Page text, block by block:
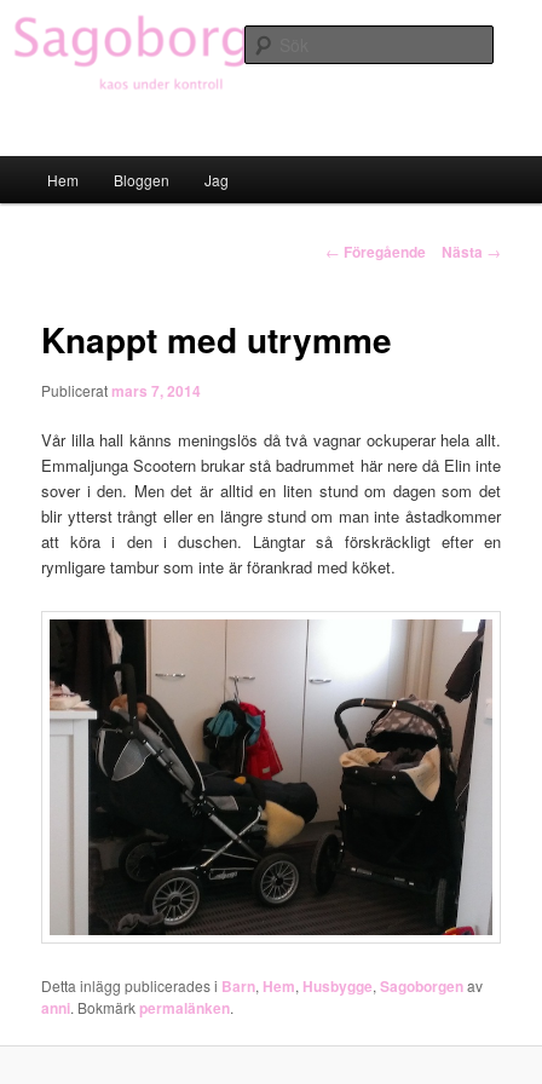
Hoppa
till
primärt
Hem Bloggen Jag
Inläggsnavigering
← Föregående Nästa →
Knappt med utrymme
Publicerat mars 7, 2014
Vår lilla hall känns meningslös då två vagnar ockuperar hela allt.
Emmaljunga Scootern brukar stå badrummet här nere då Elin inte
sover i den. Men det är alltid en liten stund om dagen som det
blir ytterst trångt eller en längre stund om man inte åstadkommer
att köra i den i duschen. Längtar så förskräckligt efter en
rymligare tambur som inte är förankrad med köket.
Detta inlägg publicerades i Barn, Hem, Husbygge,Sagoborgenav
anni. Bokmärkpermalänken.